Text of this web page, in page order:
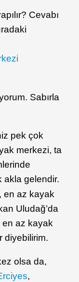
Cevabı
Sabırla
pek çok
merkezi, ta
akla gelendir.
en az kayak
Uludağ’da
en az kayak
diyebilirim.
olsa da,
,